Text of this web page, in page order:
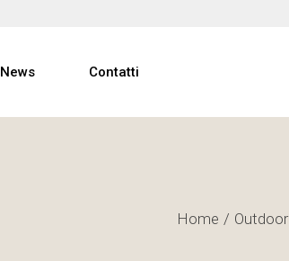
News Contatti
Home Outdoor